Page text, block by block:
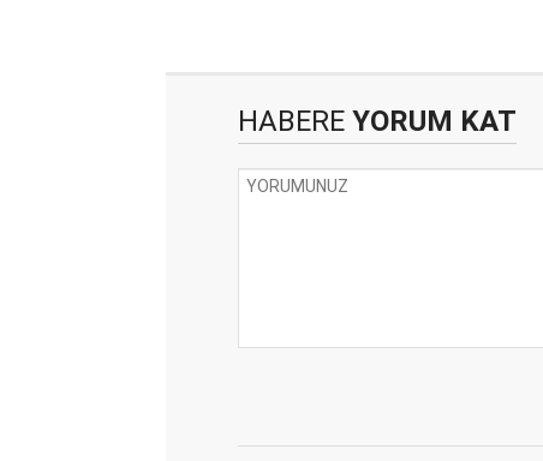
HABERE YORUM KAT